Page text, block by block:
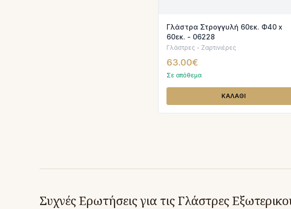
Γλάστρα Στρογγυλή 60εκ. Φ40 x
60εκ. - 06228
Γλάστρες - Ζαρτινιέρες
63.00€
Σε απόθεμα
ΚΑΛΑΘΙ
Συχνές Ερωτήσεις για τις Γλάστρες